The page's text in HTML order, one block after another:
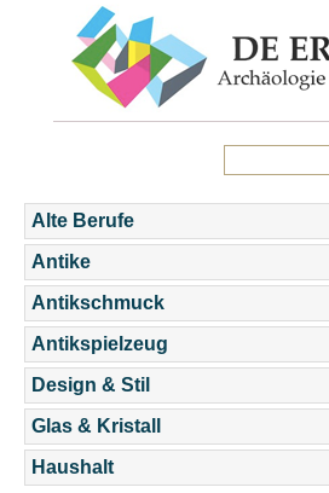
Alte Berufe
Antike
Antikschmuck
Antikspielzeug
Design & Stil
Glas & Kristall
Haushalt